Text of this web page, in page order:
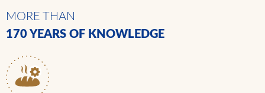
MORE THAN
170 YEARS OF KNOWLEDGE